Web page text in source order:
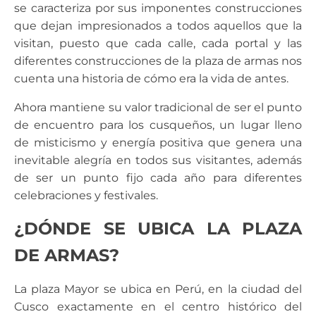
se caracteriza por sus imponentes construcciones
que dejan impresionados a todos aquellos que la
visitan, puesto que cada calle, cada portal y las
diferentes construcciones de la plaza de armas nos
cuenta una historia de cómo era la vida de antes.
Ahora mantiene su valor tradicional de ser el punto
de encuentro para los cusqueños, un lugar lleno
de misticismo y energía positiva que genera una
inevitable alegría en todos sus visitantes, además
de ser un punto fijo cada año para diferentes
celebraciones y festivales.
¿DÓNDE SE UBICA LA PLAZA
DE ARMAS?
La plaza Mayor se ubica en Perú, en la ciudad del
Cusco exactamente en el centro histórico del